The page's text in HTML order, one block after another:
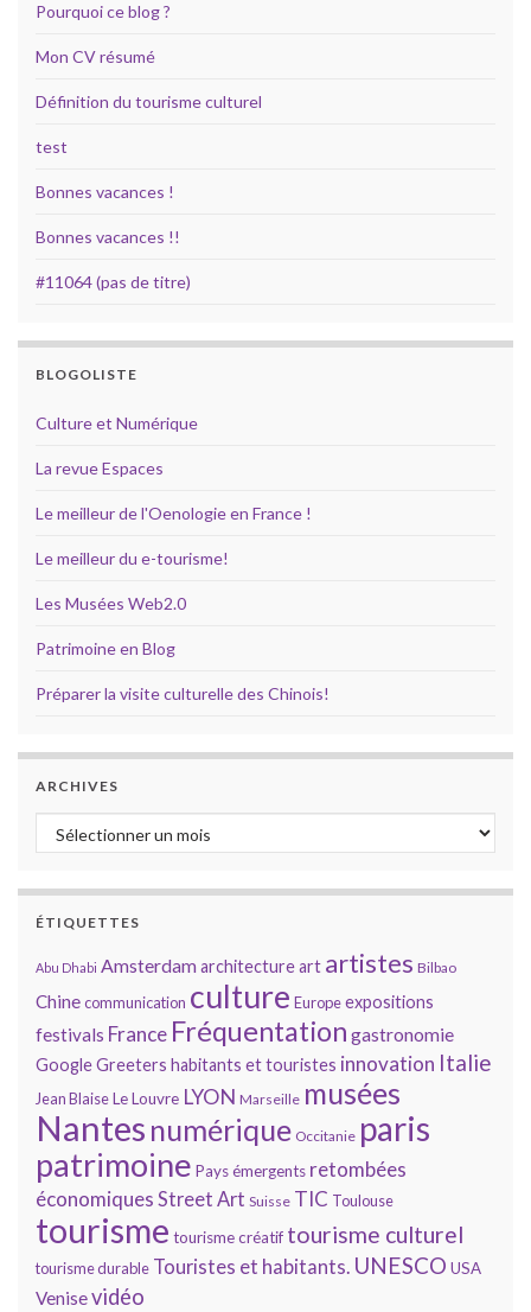
Pourquoi ce blog ?
Mon CV résumé
Définition du tourisme culturel
test
Bonnes vacances !
Bonnes vacances !!
#11064 (pas de titre)
BLOGOLISTE
Culture et Numérique
La revue Espaces
Le meilleur de l'Oenologie en France !
Le meilleur du e-tourisme!
Les Musées Web2.0
Patrimoine en Blog
Préparer la visite culturelle des Chinois!
ARCHIVES
Archives
ÉTIQUETTES
Abu Dhabi Amsterdamarchitectureart artistes Bilbao
Chinecommunication culture Europeexpositions
festivals France Fréquentation gastronomie
GoogleGreeters habitants et touristes innovation Italie
Jean BlaiseLe Louvre LYON Marseille musées
Nantes numérique Occitanie paris
patrimoine Pays émergents retombées
économiques Street Art Suisse TIC Toulouse
tourisme tourisme créatif tourisme culturel
tourisme durable Touristes et habitants. UNESCO USA
Venisevidéo